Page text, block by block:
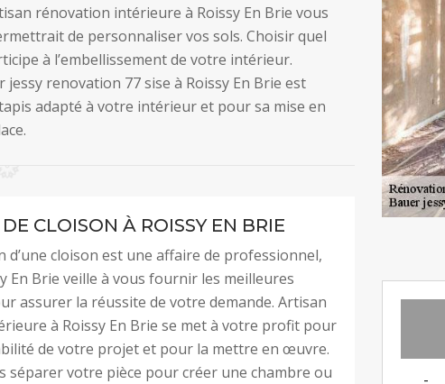
rénovation intérieure à Roissy En Brie vous
de personnaliser vos sols. Choisir quel
à l’embellissement de votre intérieur.
renovation 77 sise à Roissy En Brie est
adapté à votre intérieur et pour sa mise en
CLOISON À ROISSY EN BRIE
d’une cloison est une affaire de professionnel,
En Brie veille à vous fournir les meilleures
assurer la réussite de votre demande. Artisan
à Roissy En Brie se met à votre profit pour
de votre projet et pour la mettre en œuvre.
séparer votre pièce pour créer une chambre ou